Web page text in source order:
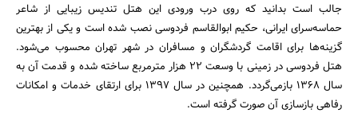
جالب است بدانید که روی درب ورودی این هتل تندیس زیبایی از شاعر
حماسه‌سرای ایرانی، حکیم ابوالقاسم فردوسی نصب شده است و یکی از بهترین
گزینه‌ها برای اقامت گردشگران و مسافران در شهر تهران محسوب می‌شود.
هتل فردوسی در زمینی با وسعت ۲۲ هزار مترمربع ساخته شده و قدمت آن به
سال 1368 بازمی‌گردد. همچنین در سال ۱۳۹۷ برای ارتقای خدمات و امکانات
رفاهی بازسازی آن صورت گرفته است.